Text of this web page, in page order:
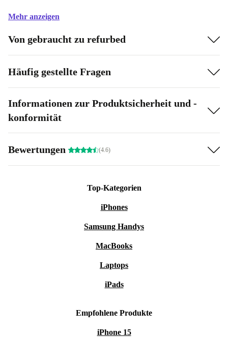
Mehr anzeigen
Von gebraucht zu refurbed
Häufig gestellte Fragen
Informationen zur Produktsicherheit und -
konformität
Bewertungen (4.6)
Top-Kategorien
iPhones
Samsung Handys
MacBooks
Laptops
iPads
Empfohlene Produkte
iPhone 15